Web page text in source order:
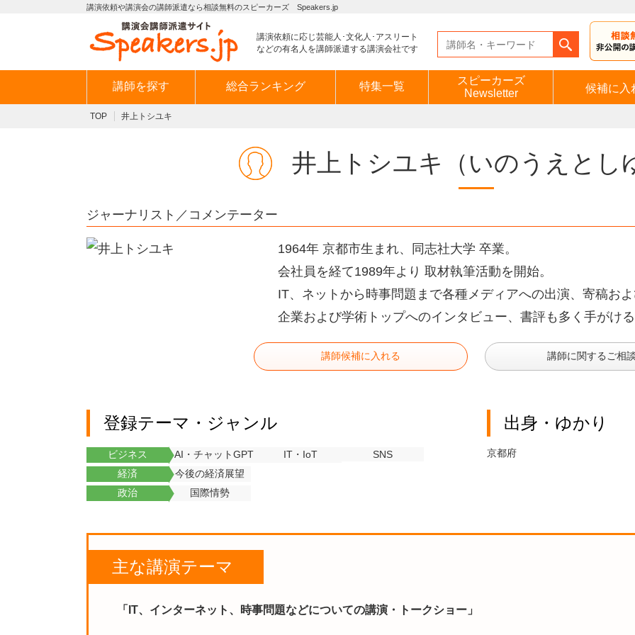
講演依頼や講演会の講師派遣なら相談無料のスピーカーズ Speakers.jp
講演依頼に応じ芸能人･文化人･アスリート
などの有名人を講師派遣する講演会社です
講師を探す 総合ランキング 特集一覧
スピーカーズ
Newsletter
候補に入
TOP 井上トシユキ
井上トシユキ （いのうえとし
ジャーナリスト／コメンテーター
1964年 京都市生まれ、同志社大学 卒業。
会社員を経て1989年より 取材執筆活動を開始。
IT、ネットから時事問題まで各種メディアへの出演、寄稿お
企業および学術トップへのインタビュー、書評も多く手がけ
講師候補に入れる 講師に関するご相
登録テーマ・ジャンル
ビジネス AI・チャットGPT IT・IoT
SNS
経済
今後の経済展望
政治
国際情勢
出身・ゆかり
京都府
主な講演テーマ
「IT、インターネット、時事問題などについての講演・トークショー」